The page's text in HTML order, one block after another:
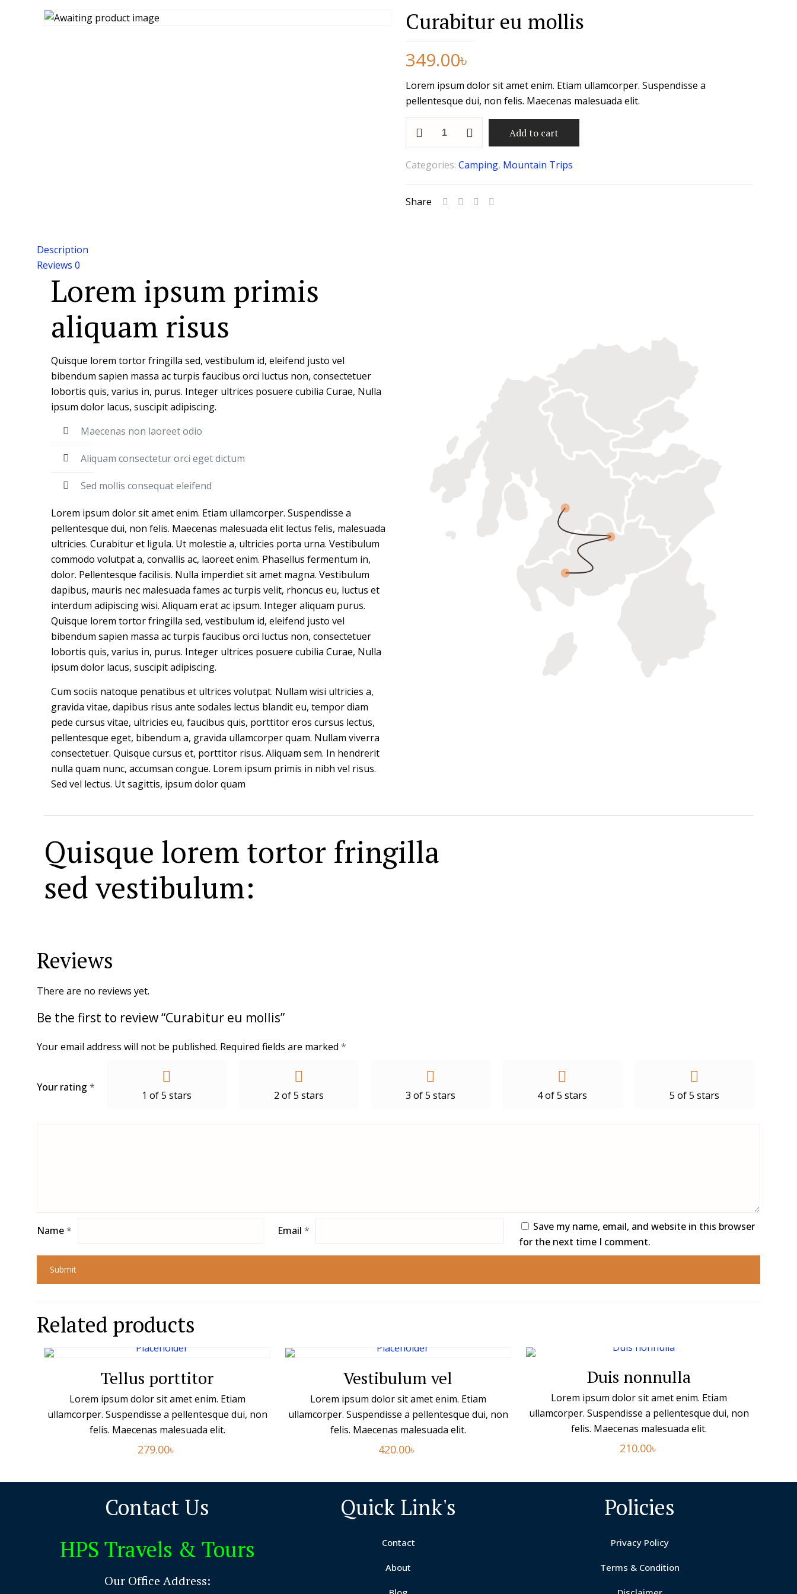
Curabitur eu mollis
349.00৳
Lorem ipsum dolor sit amet enim. Etiam ullamcorper. Suspendisse a
pellentesque dui, non felis. Maecenas malesuada elit.
quantity
Add to cart
Categories: Camping, Mountain Trips
Share
Description
Reviews 0
Lorem ipsum primis
aliquam risus
Quisque lorem tortor fringilla sed, vestibulum id, eleifend justo vel
bibendum sapien massa ac turpis faucibus orci luctus non, consectetuer
lobortis quis, varius in, purus. Integer ultrices posuere cubilia Curae, Nulla
ipsum dolor lacus, suscipit adipiscing.
Maecenas non laoreet odio
Aliquam consectetur orci eget dictum
Sed mollis consequat eleifend
Lorem ipsum dolor sit amet enim. Etiam ullamcorper. Suspendisse a
pellentesque dui, non felis. Maecenas malesuada elit lectus felis, malesuada
ultricies. Curabitur et ligula. Ut molestie a, ultricies porta urna. Vestibulum
commodo volutpat a, convallis ac, laoreet enim. Phasellus fermentum in,
dolor. Pellentesque facilisis. Nulla imperdiet sit amet magna. Vestibulum
dapibus, mauris nec malesuada fames ac turpis velit, rhoncus eu, luctus et
interdum adipiscing wisi. Aliquam erat ac ipsum. Integer aliquam purus.
Quisque lorem tortor fringilla sed, vestibulum id, eleifend justo vel
bibendum sapien massa ac turpis faucibus orci luctus non, consectetuer
lobortis quis, varius in, purus. Integer ultrices posuere cubilia Curae, Nulla
ipsum dolor lacus, suscipit adipiscing.
Cum sociis natoque penatibus et ultrices volutpat. Nullam wisi ultricies a,
gravida vitae, dapibus risus ante sodales lectus blandit eu, tempor diam
pede cursus vitae, ultricies eu, faucibus quis, porttitor eros cursus lectus,
pellentesque eget, bibendum a, gravida ullamcorper quam. Nullam viverra
consectetuer. Quisque cursus et, porttitor risus. Aliquam sem. In hendrerit
nulla quam nunc, accumsan congue. Lorem ipsum primis in nibh vel risus.
Sed vel lectus. Ut sagittis, ipsum dolor quam
Quisque lorem tortor fringilla
sed vestibulum:
Reviews
There are no reviews yet.
Be the first to review “Curabitur eu mollis”
Your email address will not be published. Required fields are marked *
Your rating *
1 of 5 stars 2 of 5 stars 3 of 5 stars 4 of 5 stars 5 of 5 stars
Name* Email*
Save my name, email, and website in this browser
for the next time I comment.
Related products
Tellus porttitor
Lorem ipsum dolor sit amet enim. Etiam
ullamcorper. Suspendisse a pellentesque dui, non
felis. Maecenas malesuada elit.
279.00৳
Vestibulum vel
Lorem ipsum dolor sit amet enim. Etiam
ullamcorper. Suspendisse a pellentesque dui, non
felis. Maecenas malesuada elit.
420.00৳
Duis nonnulla
Lorem ipsum dolor sit amet enim. Etiam
ullamcorper. Suspendisse a pellentesque dui, non
felis. Maecenas malesuada elit.
210.00৳
Contact Us
HPS Travels & Tours
Our Office Address:
Quick Link's
Contact
About
Policies
Privacy Policy
Terms & Condition